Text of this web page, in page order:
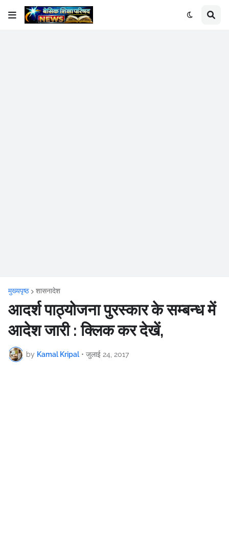
मुख्यपृष्ठ शासनादेश
आदर्श पाठ्योजना पुरस्कार के सम्बन्ध में
आदेश जारी : क्लिक कर देखें,
by Kamal Kripal • जुलाई 24, 2017